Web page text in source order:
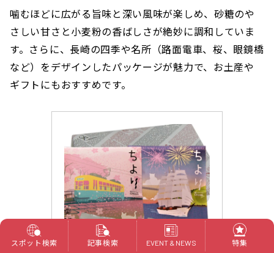
噛むほどに広がる旨味と深い風味が楽しめ、砂糖のや
さしい甘さと小麦粉の香ばしさが絶妙に調和していま
す。さらに、長崎の四季や名所（路面電車、桜、眼鏡橋
など）をデザインしたパッケージが魅力で、お土産や
ギフトにもおすすめです。
スポット検索 記事検索 EVENT & NEWS 特集